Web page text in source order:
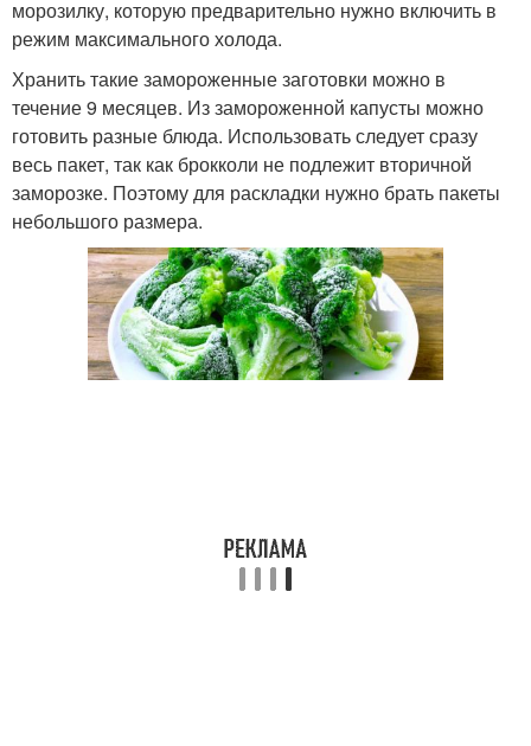
морозилку, которую предварительно нужно включить в
режим максимального холода.
Хранить такие замороженные заготовки можно в
течение 9 месяцев. Из замороженной капусты можно
готовить разные блюда. Использовать следует сразу
весь пакет, так как брокколи не подлежит вторичной
заморозке. Поэтому для раскладки нужно брать пакеты
небольшого размера.